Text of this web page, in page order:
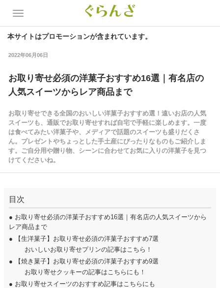
本サイトはプロモーションが含まれています。
2022年06月06日
お取り寄せ必須の洋菓子おすすめ16選｜有名店の
人気スイーツからレア商品まで
お取り寄せできる全国のおいしい洋菓子おすすめ選！遠いお店の人気
スイーツも、通販でお取り寄せすれば自宅で手軽に楽しめます。一度
は食べてみたい洋菓子や、メディアで話題のスイーツも盛りだくさ
ん。プレゼントやちょっとした手土産にぴったりなものもご紹介しま
す。ご自分用や贈り物、シーンに合わせてお気に入りの洋菓子を見つ
けてくださいね。
目次
● お取り寄せ必須の洋菓子おすすめ16選｜有名店の人気スイーツから
レア商品まで
● 【生洋菓子】お取り寄せ必須の洋菓子おすすめ7選
おいしいお取り寄せプリンの記事はこちら！
● 【焼き菓子】お取り寄せ必須の洋菓子おすすめ9選
お取り寄せクッキーの記事はこちらにも！
● お取り寄せスイーツのおすすめ記事はこちらにも